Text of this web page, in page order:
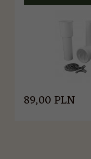
89,00PLN